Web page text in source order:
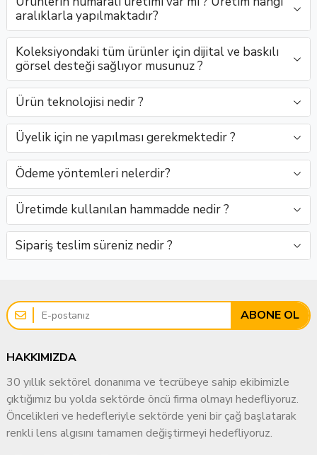
tonlarıyla
do..
Medikal’.. tonl..
ela ve
..
aralıklarla yapılmaktadır?
Koleksiyondaki tüm ürünler için dijital ve baskılı
görsel desteği sağlıyor musunuz ?
Ürün teknolojisi nedir ?
Üyelik için ne yapılması gerekmektedir ?
Ödeme yöntemleri nelerdir?
Üretimde kullanılan hammadde nedir ?
Sipariş teslim süreniz nedir ?
ABONE OL
HAKKIMIZDA
30 yıllık sektörel donanıma ve tecrübeye sahip ekibimizle
çıktığımız bu yolda sektörde öncü firma olmayı hedefliyoruz.
Öncelikleri ve hedefleriyle sektörde yeni bir çağ başlatarak
renkli lens algısını tamamen değiştirmeyi hedefliyoruz.